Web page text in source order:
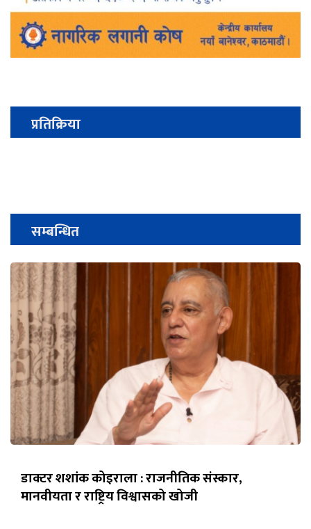
प्रतिक्रिया
सम्बन्धित
डाक्टर शशांक कोइराला : राजनीतिक संस्कार,
मानवीयता र राष्ट्रिय विश्वासको खोजी